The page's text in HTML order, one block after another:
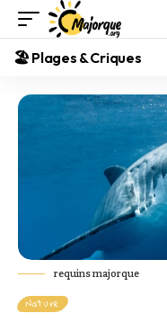
🏖️ Plages & Criques
requins majorque
Nature